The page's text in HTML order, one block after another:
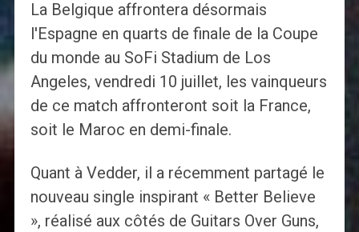
La Belgique affrontera désormais
l'Espagne en quarts de finale de la Coupe
du monde au SoFi Stadium de Los
Angeles, vendredi 10 juillet, les vainqueurs
de ce match affronteront soit la France,
soit le Maroc en demi-finale.
Quant à Vedder, il a récemment partagé le
nouveau single inspirant « Better Believe
», réalisé aux côtés de Guitars Over Guns,